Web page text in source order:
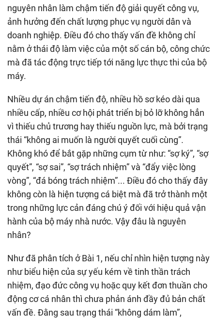
nguyên nhân làm chậm tiến độ giải quyết công vụ,
ảnh hưởng đến chất lượng phục vụ người dân và
doanh nghiệp. Điều đó cho thấy vấn đề không chỉ
nằm ở thái độ làm việc của một số cán bộ, công chức
mà đã tác động trực tiếp tới năng lực thực thi của bộ
máy.
Nhiều dự án chậm tiến độ, nhiều hồ sơ kéo dài qua
nhiều cấp, nhiều cơ hội phát triển bị bỏ lỡ không hẳn
vì thiếu chủ trương hay thiếu nguồn lực, mà bởi trạng
thái “không ai muốn là người quyết cuối cùng”.
Không khó để bắt gặp những cụm từ như: “sợ ký”, “sợ
quyết”, “sợ sai”, “sợ trách nhiệm” và “đẩy việc lòng
vòng”, “đá bóng trách nhiệm”... Điều đó cho thấy đây
không còn là hiện tượng cá biệt mà đã trở thành một
trong những lực cản đáng chú ý đối với hiệu quả vận
hành của bộ máy nhà nước. Vậy đâu là nguyên
nhân?
Như đã phân tích ở Bài 1, nếu chỉ nhìn hiện tượng này
như biểu hiện của sự yếu kém về tinh thần trách
nhiệm, đạo đức công vụ hoặc quy kết đơn thuần cho
động cơ cá nhân thì chưa phản ánh đầy đủ bản chất
vấn đề. Đằng sau trạng thái “không dám làm”,